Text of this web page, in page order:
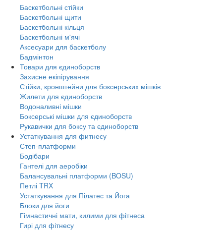
Баскетбольні стійки
Баскетбольні щити
Баскетбольні кільця
Баскетбольні м'ячі
Аксесуари для баскетболу
Бадмінтон
Товари для єдиноборств
Захисне екіпірування
Стійки, кронштейни для боксерських мішків
Жилети для єдиноборств
Водоналивні мішки
Боксерські мішки для єдиноборств
Рукавички для боксу та єдиноборств
Устаткування для фитнесу
Степ-платформи
Бодібари
Гантелі для аеробіки
Балансувальні платформи (BOSU)
Петлі TRX
Устаткування для Пілатес та Йога
Блоки для йоги
Гімнастичні мати, килими для фітнеса
Гирі для фітнесу